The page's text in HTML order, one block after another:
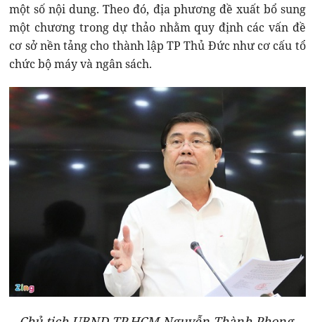
một số nội dung. Theo đó, địa phương đề xuất bổ sung
một chương trong dự thảo nhằm quy định các vấn đề
cơ sở nền tảng cho thành lập TP Thủ Đức như cơ cấu tổ
chức bộ máy và ngân sách.